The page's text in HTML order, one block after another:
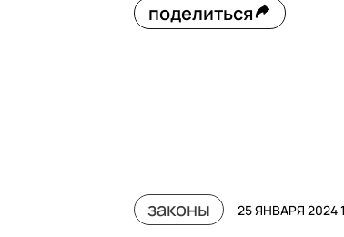
поделиться
законы 25 ЯНВАРЯ 2024